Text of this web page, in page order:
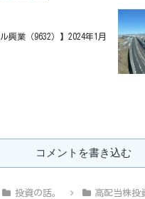
興業（9632）】2024年1月
コメントを書き込む
投資の話。 高配当株投